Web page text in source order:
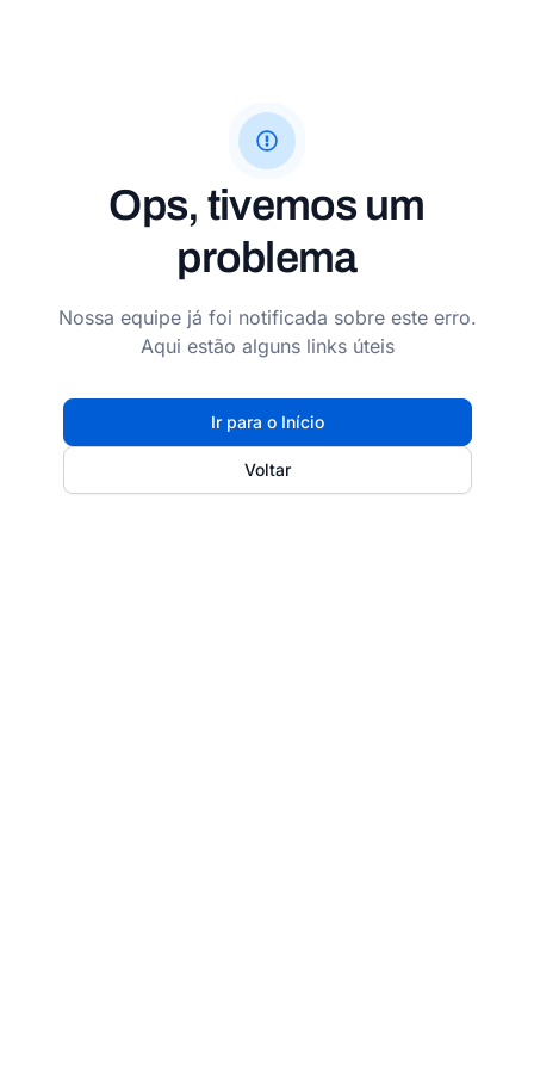
Ops, tivemos um
problema
Nossa equipe já foi notificada sobre este erro.
Aqui estão alguns links úteis
Ir para o Início
Voltar